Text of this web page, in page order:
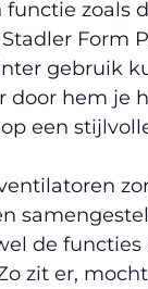
zoals
Form
gebruik
door hem je
een
de functies
zit er,